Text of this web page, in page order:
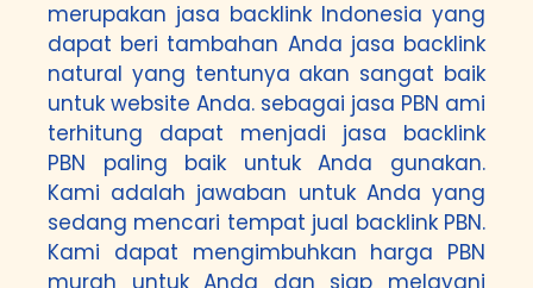
merupakan jasa backlink Indonesia yang
dapat beri tambahan Anda jasa backlink
natural yang tentunya akan sangat baik
untuk website Anda. sebagai jasa PBN ami
terhitung dapat menjadi jasa backlink
PBN paling baik untuk Anda gunakan.
Kami adalah jawaban untuk Anda yang
sedang mencari tempat jual backlink PBN.
Kami dapat mengimbuhkan harga PBN
murah untuk Anda dan siap melayani